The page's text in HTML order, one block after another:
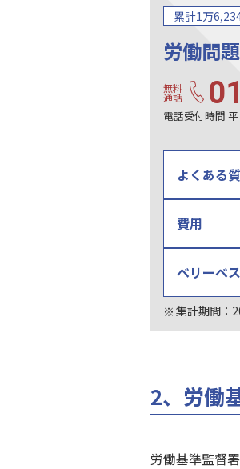
累計1万
労働問
無料
通話
電話受付時間
よくある
費用
ベリーベ
集計期間：
2、労働
労働基準監督